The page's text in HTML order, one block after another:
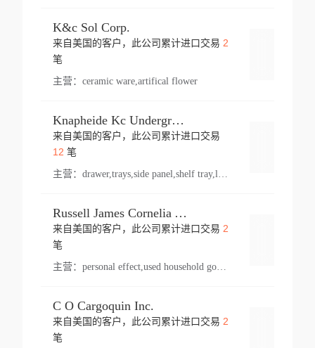
K&c Sol Corp.
来自美国的客户，此公司累计进口交易 2
笔
主营： ceramic ware,artifical flower
Knapheide Kc Underground
来自美国的客户，此公司累计进口交易
12 笔
主营：
Russell James Cornelia Arlington Va
来自美国的客户，此公司累计进口交易 2
笔
主营： personal effect,used household goods
C O Cargoquin Inc.
来自美国的客户，此公司累计进口交易 2
笔